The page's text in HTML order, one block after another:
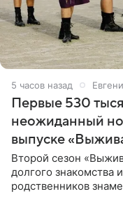
5 часов назад
Первые 530
неожиданный
выпуске
Второй сезон
долгого знакомства
родственников